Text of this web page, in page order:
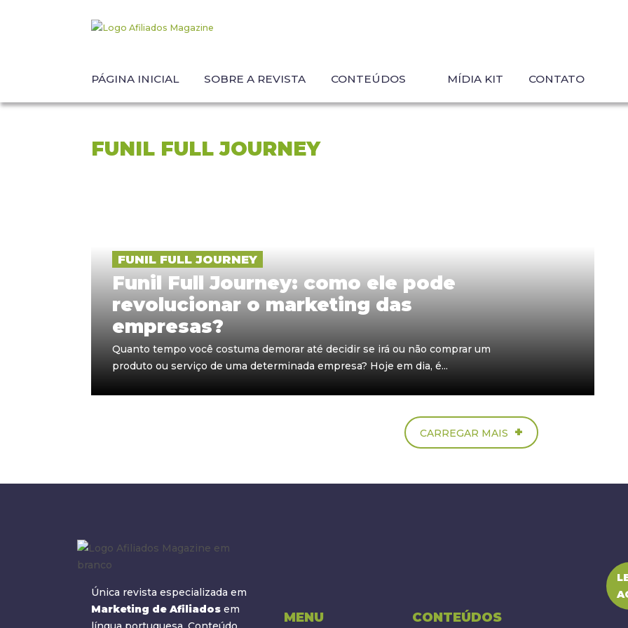
PÁGINA INICIAL SOBRE A REVISTA CONTEÚDOS MÍDIA KIT CONTATO
FUNIL FULL JOURNEY
FUNIL FULL JOURNEY
Funil Full Journey: como ele pode
revolucionar o marketing das
empresas?
Quanto tempo você costuma demorar até decidir se irá ou não comprar um
produto ou serviço de uma determinada empresa? Hoje em dia, é...
CARREGAR MAIS +
Única revista especializada em
Marketing de Afiliados em
MENU CONTEÚDOS